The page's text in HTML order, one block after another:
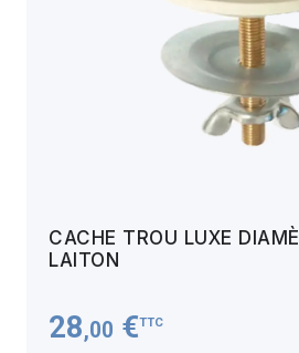
CACHE TROU LUXE
LAITON
28,00 €TTC